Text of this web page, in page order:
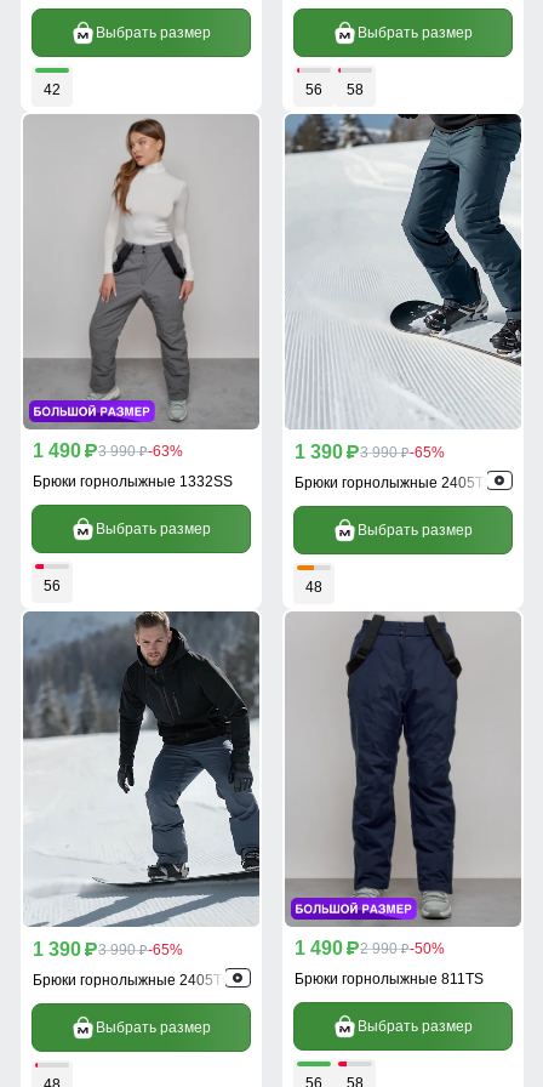
Выбрать размер
42
Выбрать размер
56 58
1 490 p3 990 p-63%
Брюки горнолыжные 1332SS
Выбрать размер
56
1 390 p3 990 p-65%
Брюки горнолыжные 2405TS
Выбрать размер
48
1 390 p3 990 p-65%
Брюки горнолыжные 2405TC
Выбрать размер
1 490 p2 990 p-50%
Брюки горнолыжные 811TS
Выбрать размер
56 58